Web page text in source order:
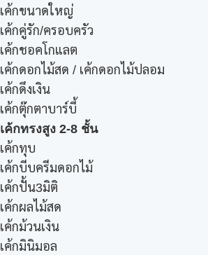
เค้กขนาดใหญ่
เค้กคู่รัก/ครอบครัว
เค้กชอคโกแลต
เค้กดอกไม้สด / เค้กดอกไม้ปลอม
เค้กดึงเงิน
เค้กตุ๊กตาบาร์บี้
เค้กทรงสูง 2-8 ชั้น
เค้กทุบ
เค้กบีบครีมดอกไม้
เค้กปั้น3มิติ
เค้กผลไม้สด
เค้กม้วนเงิน
เค้กมินิมอล